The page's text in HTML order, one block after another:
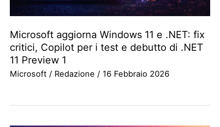
Microsoft aggiorna Windows 11 e .NET: fix
critici, Copilot per i test e debutto di .NET
11 Preview 1
Microsoft / Redazione / 16 Febbraio 2026